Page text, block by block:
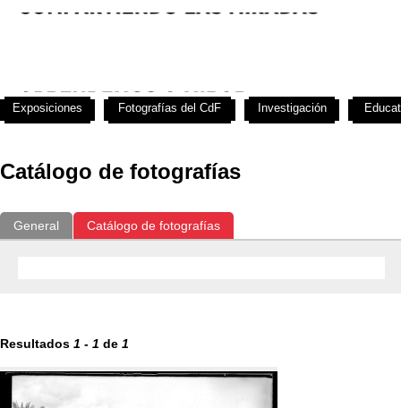
Catálogo de fotografías
General Catálogo de fotografías
Resultados 1 - 1 de 1
Exposiciones Fotografías del CdF Investigación